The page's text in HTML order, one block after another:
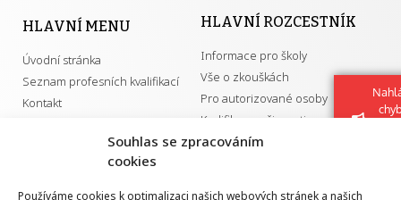
Souhlas se zpracováním
cookies
Používáme cookies k optimalizaci našich webových stránek a našich
HLAVNÍ MENU
Úvodní stránka
Seznam profesních kvalifikací
Kontakt
HLAVNÍ ROZCESTNÍK
Informace pro školy
Vše o zkouškách
Pro autorizované osoby
Kvalifikace a živnosti